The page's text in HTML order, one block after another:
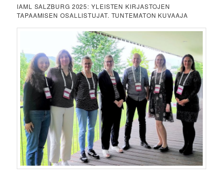
IAML SALZBURG 2025: YLEISTEN KIRJASTOJEN
TAPAAMISEN OSALLISTUJAT. TUNTEMATON KUVAAJA